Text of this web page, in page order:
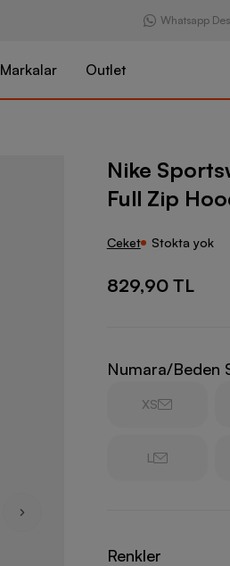
Whatsapp
Markalar Outlet
Nike Sportswear Windrunner Full
Nike
Full Zip
Ceket Stokta yok
829,90 TL
Numara/Beden
XS
L
Renkler